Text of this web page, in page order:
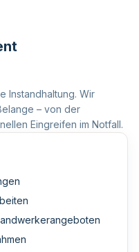
Instandhaltung. Wir
– von der
Eingreifen im Notfall.